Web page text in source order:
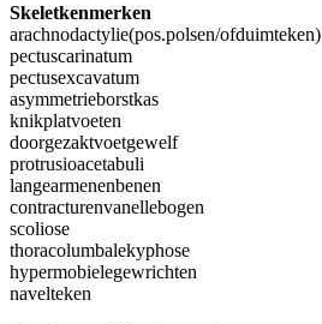
Skeletkenmerken
arachnodactylie(pos.polsen/ofduimteken)
pectuscarinatum
pectusexcavatum
asymmetrieborstkas
knikplatvoeten
doorgezaktvoetgewelf
protrusioacetabuli
langearmenenbenen
contracturenvanellebogen
scoliose
thoracolumbalekyphose
hypermobielegewrichten
navelteken